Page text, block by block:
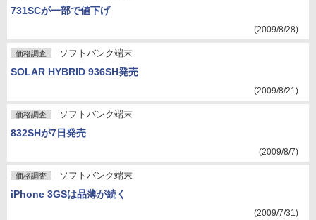
731SCが一部で値下げ
(2009/8/28)
価格調査 ソフトバンク端末
SOLAR HYBRID 936SH発売
(2009/8/21)
価格調査 ソフトバンク端末
832SHが7日発売
(2009/8/7)
価格調査 ソフトバンク端末
iPhone 3GSは品薄が続く
(2009/7/31)